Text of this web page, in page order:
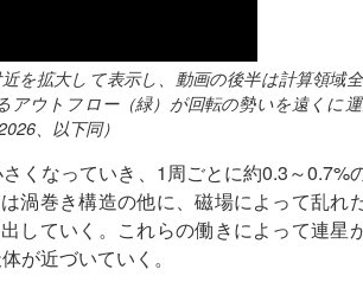
を拡大して表示し、動画の後半は計算領域
アウトフロー（緑）が回転の勢いを遠くに
、以下同）
くなっていき、1周ごとに約0.3～0.7%
渦巻き構造の他に、磁場によって乱れ
していく。これらの働きによって連星
が近づいていく。